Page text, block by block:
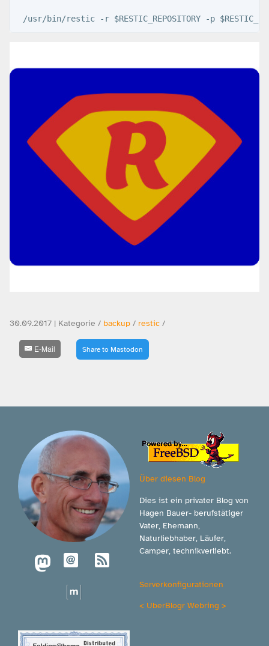
30.09.2017 | Kategorie / backup / restic /
E-Mail Share to Mastodon
Über diesen Blog
Dies ist ein privater Blog von
Hagen Bauer- berufstätiger
Vater, Ehemann,
Naturliebhaber, Läufer,
Camper, technikverliebt.
Serverkonfigurationen
< UberBlogr Webring >